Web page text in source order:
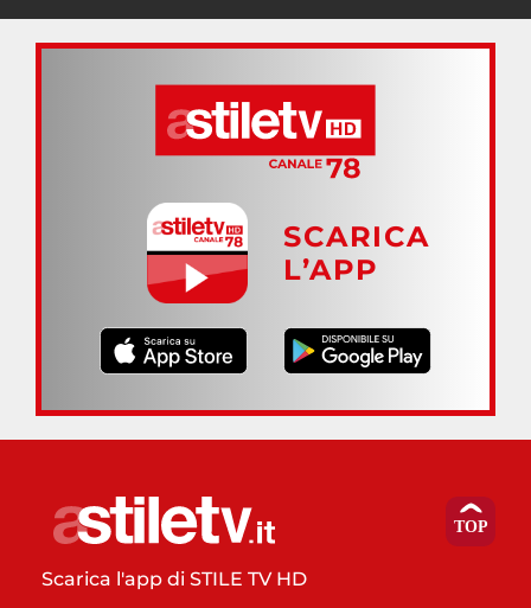
SCARICA
L’APP
Scarica l'app di STILE TV HD